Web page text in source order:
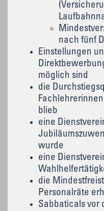
nach fünf
Einstellungen
möglich sind
die
blieb
eine
wurde
eine
die
Personalräte
Sabbaticals vor